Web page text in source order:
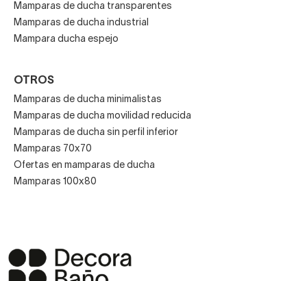
Mamparas de ducha transparentes
Mamparas de ducha industrial
Mampara ducha espejo
OTROS
Mamparas de ducha minimalistas
Mamparas de ducha movilidad reducida
Mamparas de ducha sin perfil inferior
Mamparas 70x70
Ofertas en mamparas de ducha
Mamparas 100x80